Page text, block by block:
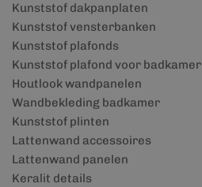
Kunststof dakpanplaten
Kunststof vensterbanken
Kunststof plafonds
Kunststof plafond voor badkamer
Houtlook wandpanelen
Wandbekleding badkamer
Kunststof plinten
Lattenwand accessoires
Lattenwand panelen
Keralit details